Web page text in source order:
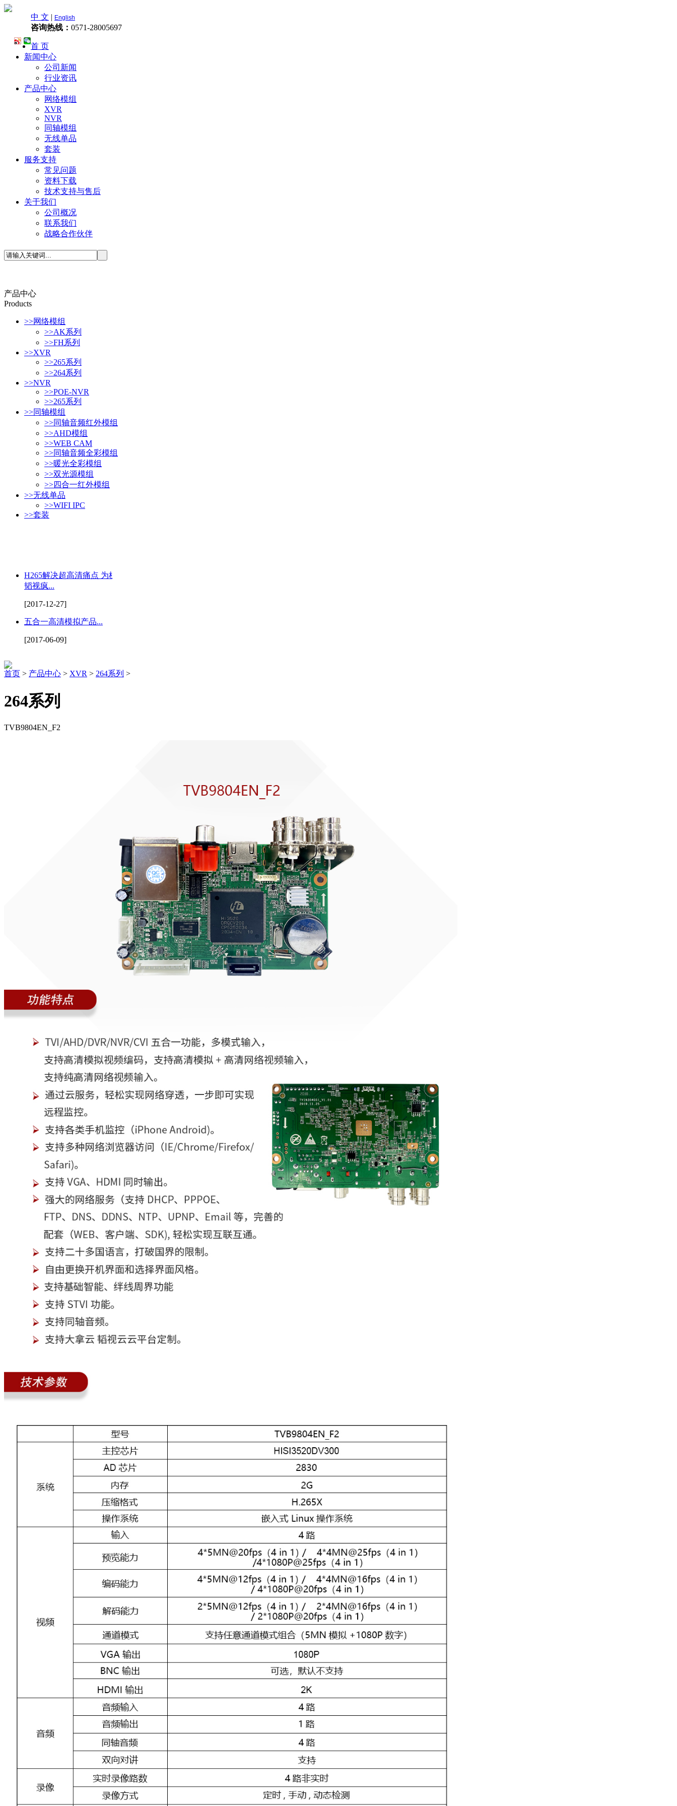
中 文 | English
咨询热线： 0571-28005697
首 页
新闻中心
公司新闻
行业资讯
产品中心
网络模组
XVR
NVR
同轴模组
无线单品
套装
服务支持
常见问题
资料下载
技术支持与售后
关于我们
公司概况
联系我们
战略合作伙伴
产品中心
Products
>>网络模组
>>AK系列
>>FH系列
>>XVR
>>265系列
>>264系列
>>NVR
>>POE-NVR
>>265系列
>>同轴模组
>>同轴音频红外模组
>>AHD模组
>>WEB CAM
>>同轴音频全彩模组
>>暖光全彩模组
>>双光源模组
>>四合一红外模组
>>无线单品
>>WIFI IPC
>>套装
H265解决超高清痛点 为杭州
韬视疯...
[2017-12-27]
五合一高清模拟产品...
[2017-06-09]
首页 > 产品中心 > XVR > 264系列 >
264系列
TVB9804EN_F2